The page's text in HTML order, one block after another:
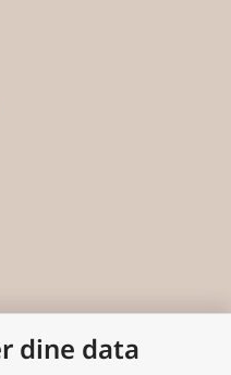
dine data